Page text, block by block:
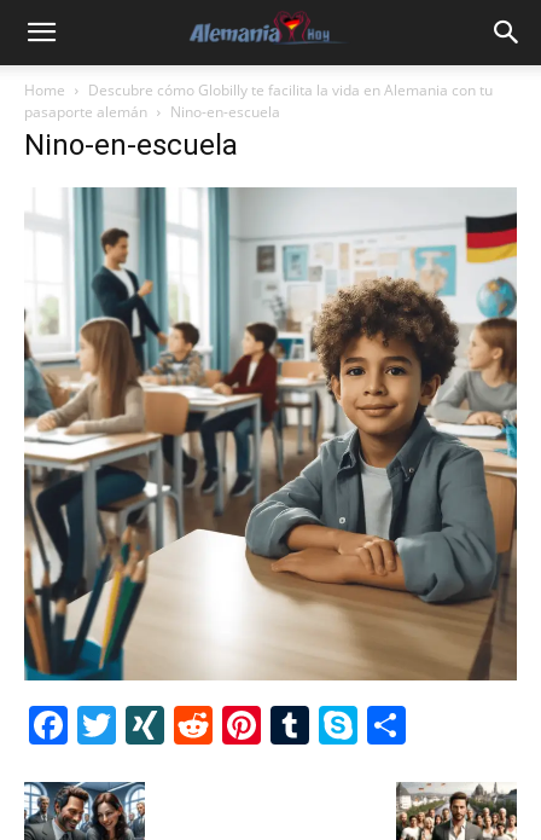
Home
Descubre cómo Globilly te facilita la vida en Alemania con tu
pasaporte alemán
Nino-en-escuela
Nino-en-escuela
Facebook
Twitter
XINGReddit
Pinterest
Tumblr
Skype